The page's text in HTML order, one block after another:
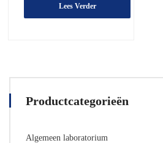
Productcategorieën
Algemeen laboratorium
Lees Verder